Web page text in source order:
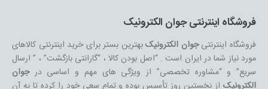
فروشگاه اینترنتی جوان الکترونیک
فروشگاه اینترنتیجوان الکترونیکبهترین بستر برای خرید اینترنتی کالاهای
مورد نیاز شما در ایران است . “اصل بودن کالا ، “گارانتی بازگشت” ، ” ارسال
سریع” و “مشاوره تخصصی” از ویژگی های مهم و اساسی درجوان
الکترونیکاز نخستین روز تأسیس بوده و تمام سعی خود را کرده تا به آن